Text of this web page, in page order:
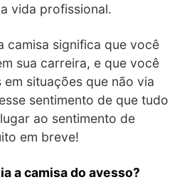
vida profissional.
camisa significa que você
sua carreira, e que você
situações que não via
sentimento de que tudo
ao sentimento de
em breve!
a camisa do avesso?